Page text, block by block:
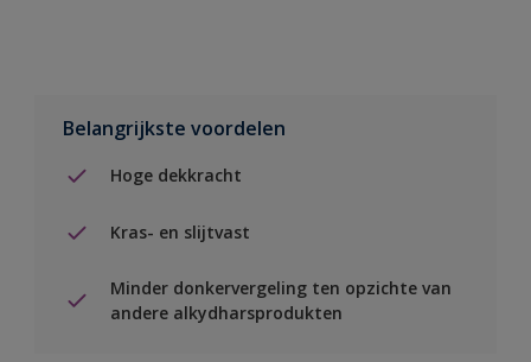
Belangrijkste voordelen
Hoge dekkracht
Kras- en slijtvast
Minder donkervergeling ten opzichte van
andere alkydharsprodukten